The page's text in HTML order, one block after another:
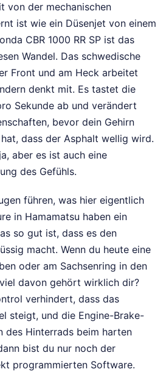
von der mechanischen
ist wie ein Düsenjet von einem
CBR 1000 RR SP ist das
Wandel. Das schwedische
Front und am Heck arbeitet
denkt mit. Es tastet die
Sekunde ab und verändert
bevor dein Gehirn
dass der Asphalt wellig wird.
aber es ist auch eine
des Gefühls.
führen, was hier eigentlich
in Hamamatsu haben ein
so gut ist, dass es den
macht. Wenn du heute eine
oder am Sachsenring in den
davon gehört wirklich dir?
verhindert, dass das
steigt, und die Engine-Brake-
des Hinterrads beim harten
bist du nur noch der
programmierten Software.